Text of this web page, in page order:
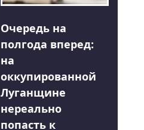
Очередь на
полгода вперед:
на
оккупированной
Луганщине
нереально
попасть к